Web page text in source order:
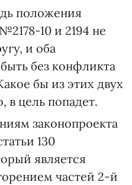
положения
10 и 2194 не
и оба
без конфликта
бы из этих двух
в цель попадет.
законопроекта
130
является
частей 2-й